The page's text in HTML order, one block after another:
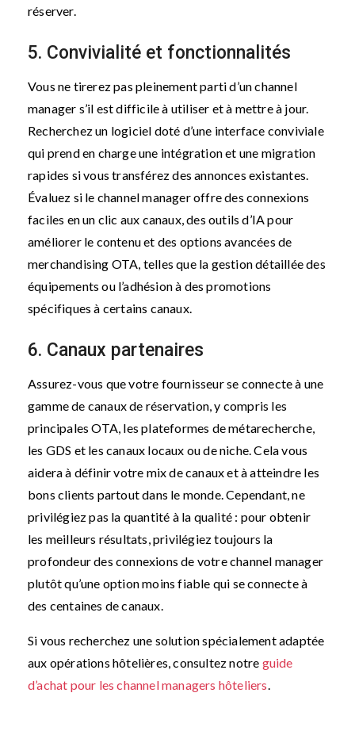
réserver.
5. Convivialité et fonctionnalités
Vous ne tirerez pas pleinement parti d’un channel
manager s’il est difficile à utiliser et à mettre à jour.
Recherchez un logiciel doté d’une interface conviviale
qui prend en charge une intégration et une migration
rapides si vous transférez des annonces existantes.
Évaluez si le channel manager offre des connexions
faciles en un clic aux canaux, des outils d’IA pour
améliorer le contenu et des options avancées de
merchandising OTA, telles que la gestion détaillée des
équipements ou l’adhésion à des promotions
spécifiques à certains canaux.
6. Canaux partenaires
Assurez-vous que votre fournisseur se connecte à une
gamme de canaux de réservation, y compris les
principales OTA, les plateformes de métarecherche,
les GDS et les canaux locaux ou de niche. Cela vous
aidera à définir votre mix de canaux et à atteindre les
bons clients partout dans le monde. Cependant, ne
privilégiez pas la quantité à la qualité : pour obtenir
les meilleurs résultats, privilégiez toujours la
profondeur des connexions de votre channel manager
plutôt qu’une option moins fiable qui se connecte à
des centaines de canaux.
Si vous recherchez une solution spécialement adaptée
aux opérations hôtelières, consultez notre guide
d’achat pour les channel managers hôteliers.